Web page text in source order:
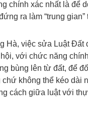
chính xác nhất là để
ra làm “trung gian”
Hà, việc sửa Luật
với chức năng
bùng lên từ đất, để
không thể kéo dài
cách giữa luật với